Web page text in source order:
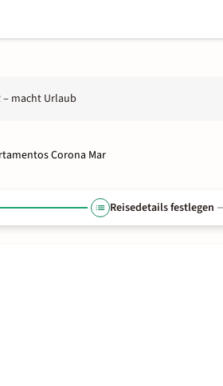
– macht Urlaub
Corona Mar
Reisedetails festlegen